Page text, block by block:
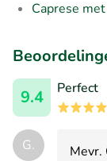
Caprese
9.4
Perfect
G. Mevr.